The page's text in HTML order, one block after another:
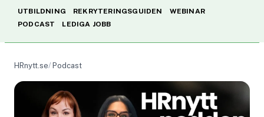
UTBILDNING REKRYTERINGSGUIDEN
WEBINAR
PODCAST
LEDIGA JOBB
HRnytt.se Podcast